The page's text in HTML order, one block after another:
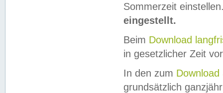
Sommerzeit
eingestellt.
Beim Download
in gesetzlicher Zeit
In den zum Download
grundsätzlich